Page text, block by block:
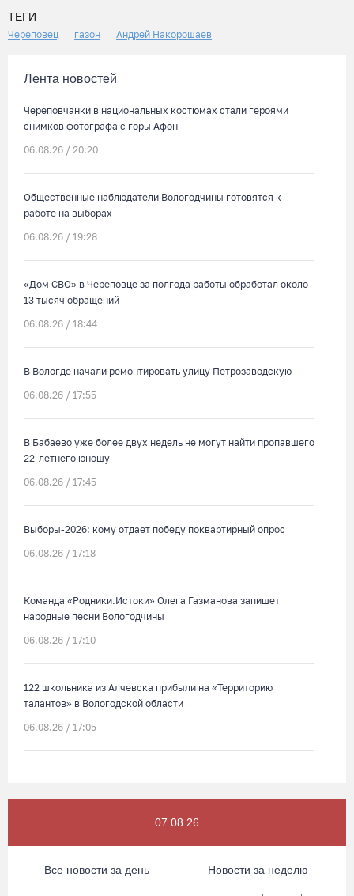
ТЕГИ
Череповец газон Андрей Накорошаев
Лента новостей
Череповчанки в национальных костюмах стали героями
снимков фотографа с горы Афон
06.08.26 / 20:20
Общественные наблюдатели Вологодчины готовятся к
работе на выборах
06.08.26 / 19:28
«Дом СВО» в Череповце за полгода работы обработал около
13 тысяч обращений
06.08.26 / 18:44
В Вологде начали ремонтировать улицу Петрозаводскую
06.08.26 / 17:55
В Бабаево уже более двух недель не могут найти пропавшего
22-летнего юношу
06.08.26 / 17:45
Выборы-2026: кому отдает победу поквартирный опрос
06.08.26 / 17:18
Команда «Родники.Истоки» Олега Газманова запишет
народные песни Вологодчины
06.08.26 / 17:10
122 школьника из Алчевска прибыли на «Территорию
талантов» в Вологодской области
06.08.26 / 17:05
07.08.26
Все новости за день Новости за неделю